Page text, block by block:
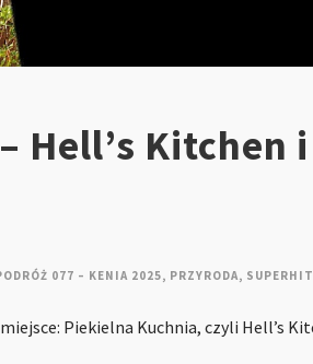
Hell’s Kitchen i
077 – KENIA 2025, PRZYRODA, SUPERHIT
Piekielna Kuchnia, czyli Hell’s